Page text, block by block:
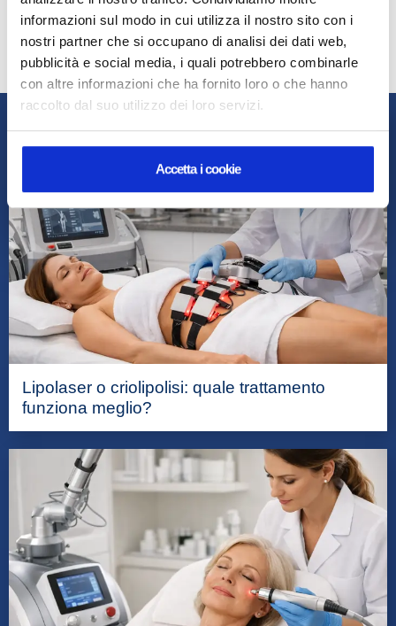
informazioni sul modo in cui utilizza il nostro sito con i
nostri partner che si occupano di analisi dei dati web,
pubblicità e social media, i quali potrebbero combinarle
con altre informazioni che ha fornito loro o che hanno
raccolto dal suo utilizzo dei loro servizi.
Accetta i cookie
Giovanni Cantoni, 7
Lipolaser o criolipolisi: quale trattamento
funziona meglio?